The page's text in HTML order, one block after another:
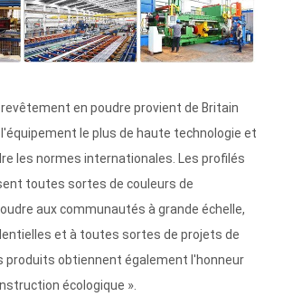
en poudre provient de Britain
l'équipement le plus de haute technologie et
les normes internationales. Les profilés
toutes sortes de couleurs de
aux communautés à grande échelle,
et à toutes sortes de projets de
produits obtiennent également l'honneur
écologique ».